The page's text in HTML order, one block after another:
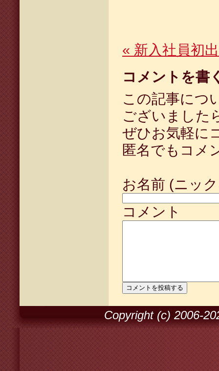
« 新入社員初
コメントを書
この記事につ
ございました
ぜひお気軽に
匿名でもコメ
お名前 (ニッ
コメント
Copyright (c) 2006-